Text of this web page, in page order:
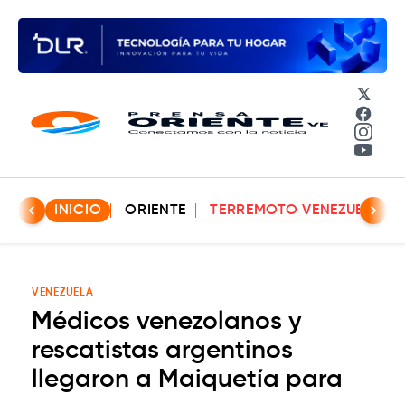
𝕏
INICIO ORIENTE TERREMOTO VENEZUELA
VENEZUELA
Médicos venezolanos y
rescatistas argentinos
llegaron a Maiquetía para